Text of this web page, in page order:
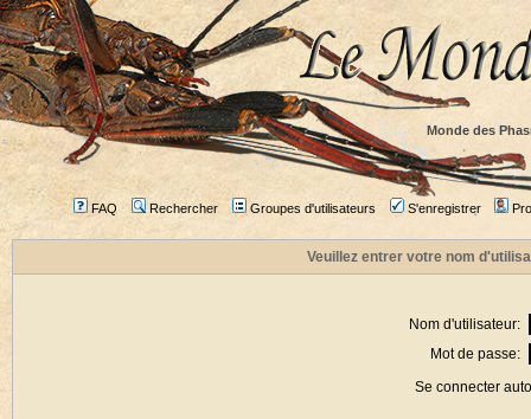
Monde des
FAQ Rechercher Groupes d'utilisateurs S'enregistrer
Veuillez entrer votre nom
Nom d'utilisateur:
Mot de passe:
Se connecter